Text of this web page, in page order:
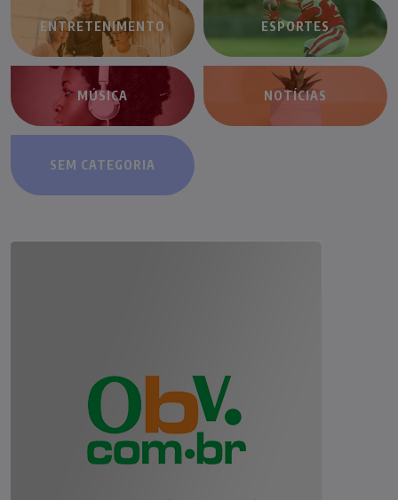
ENTRETENIMENTO ESPORTES
MÚSICA NOTÍCIAS
SEM CATEGORIA